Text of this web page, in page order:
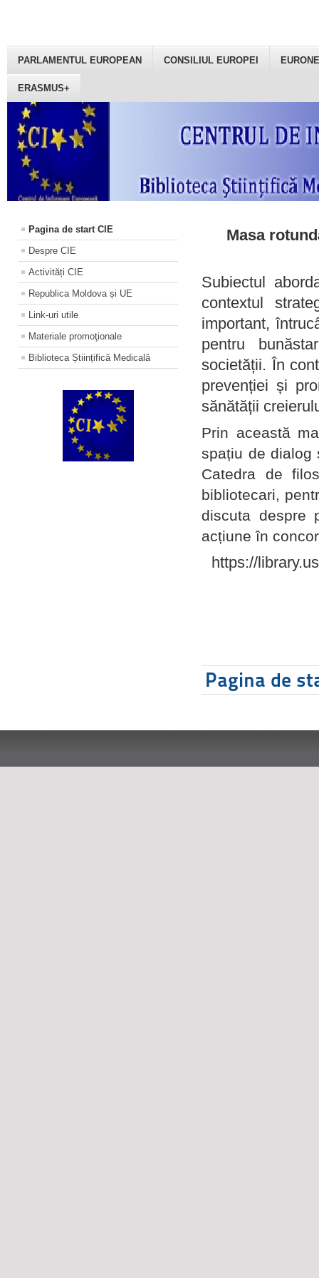
PARLAMENTUL EUROPEAN CONSILIUL EUROPEI
ERASMUS+
Pagina de start CIE
Despre CIE
Activități CIE
Republica Moldova și UE
Link-uri utile
Materiale promoţionale
Biblioteca Științifică Medicală
Masa
Subiectul
contextul
important,
pentru
societății. În
prevenției și
sănătății
Prin această
spațiu de dialog
Catedra de
bibliotecari,
discuta despre
acțiune în
https://
Pagina de